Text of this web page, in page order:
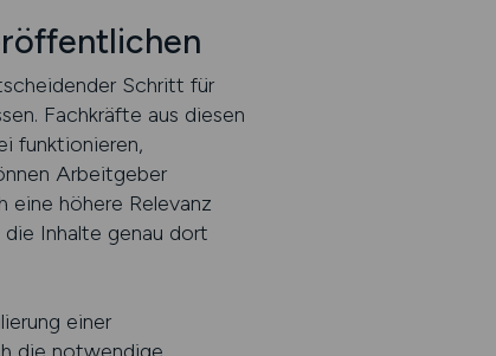
Schritt für
Fachkräfte aus diesen
funktionieren,
Arbeitgeber
eine höhere Relevanz
die Inhalte genau dort
einer